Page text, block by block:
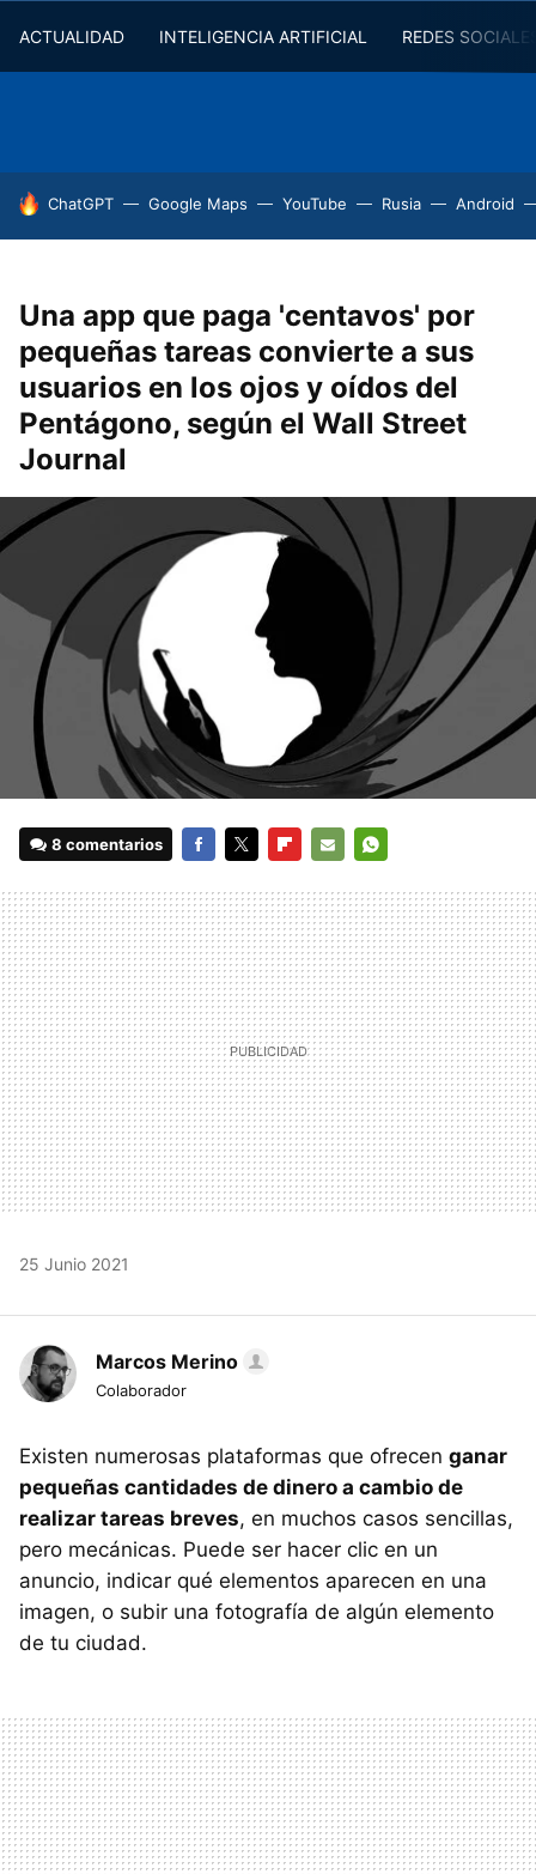
ACTUALIDAD INTELIGENCIA ARTIFICIAL REDES
HOY SE HABLA DE
ChatGPT Google Maps YouTube Rusia Android
Una app que paga 'centavos' por
pequeñas tareas convierte a sus
usuarios en los ojos y oídos del
Pentágono, según el Wall Street
Journal
8 comentarios
MAIL
25 Junio 2021
Marcos Merino
Colaborador
Existen numerosas plataformas que ofrecen ganar
pequeñas cantidades de dinero a cambio de
realizar tareas breves, en muchos casos sencillas,
pero mecánicas. Puede ser hacer clic en un
anuncio, indicar qué elementos aparecen en una
imagen, o subir una fotografía de algún elemento
de tu ciudad.